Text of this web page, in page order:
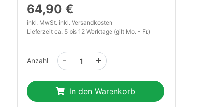
64,90 €
inkl. MwSt. inkl. Versandkosten
Lieferzeit ca. 5 bis 12 Werktage (gilt Mo. - Fr.)
Anzahl +
-
In den Warenkorb